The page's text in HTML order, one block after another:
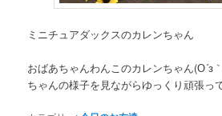
ミニチュアダックスのカレンちゃん
おばあちゃんわんこのカレンちゃん(О´з
ちゃんの様子を見ながらゆっくり頑張っ